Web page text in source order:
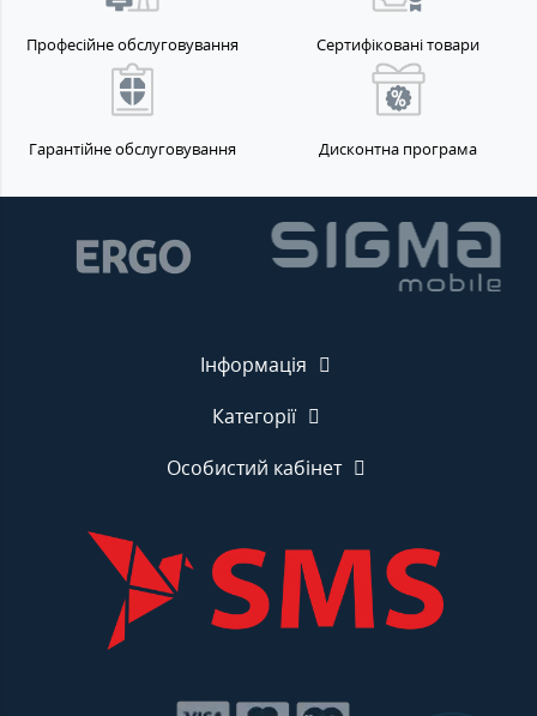
Професійне обслуговування Сертифіковані товари
Гарантійне обслуговування Дисконтна програма
Інформація
Категорії
Особистий кабінет